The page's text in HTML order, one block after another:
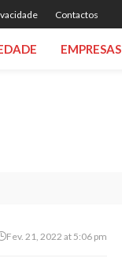
Contactos
EMPRESAS
Sub-18 de Pista Coberta
Fev. 21, 2022 at 5:06 pm